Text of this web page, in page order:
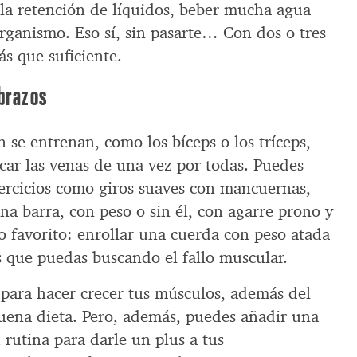
retención de líquidos, beber mucha agua
Eso sí, sin pasarte… Con dos o tres
que suficiente.
se entrenan, como los bíceps o los tríceps,
las venas de una vez por todas. Puedes
como giros suaves con mancuernas,
barra, con peso o sin él, con agarre prono y
favorito: enrollar una cuerda con peso atada
puedas buscando el fallo muscular.
hacer crecer tus músculos, además del
dieta. Pero, además, puedes añadir una
rutina para darle un plus a tus